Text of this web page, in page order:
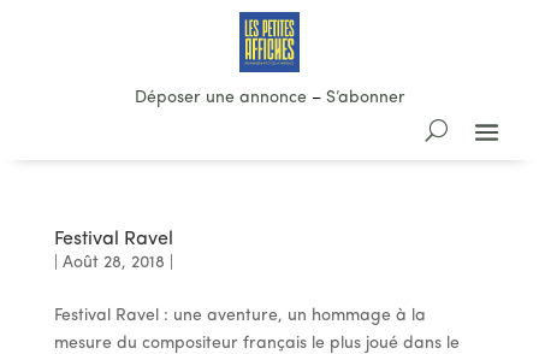
Déposer une annonce– S’abonner
Festival Ravel
Août 28, 2018
Festival Ravel : une aventure, un hommage à la
mesure du compositeur français le plus joué dans le